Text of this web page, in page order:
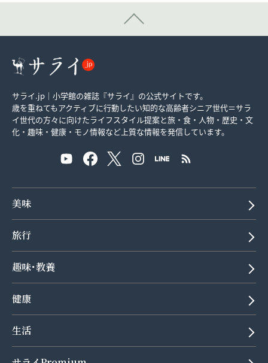
サライ.jp｜小学館の雑誌『サライ』の公式サイトです。
歳を重ねてもアクティブに行動したい知的な高齢者シニア世代＝サラ
イ世代の方々に向けたライフスタイル提案と旅・食・人物・歴史・文
化・趣味・健康・モノ情報など上質な情報を発信しています。
美味
旅行
趣味･教養
健康
生活